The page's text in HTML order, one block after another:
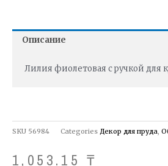
Описание
Лилия фиолетовая с ручкой для
SKU 56984 Categories Декор для пруда,
1,053.15 ₸